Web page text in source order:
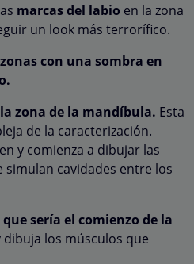
marcas del labio en la zona
un look más terrorífico.
con una sombra en
zona de la mandíbula. Esta
de la caracterización.
y comienza a dibujar las
cavidades entre los
sería el comienzo de la
dibuja los músculos que